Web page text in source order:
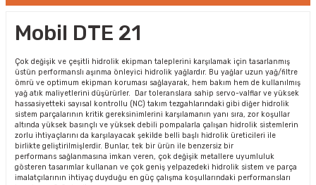
Mobil DTE 21
Çok değişik ve çeşitli hidrolik ekipman taleplerini karşılamak için tasarlanmış
üstün performanslı aşınma önleyici hidrolik yağlardır. Bu yağlar uzun yağ/filtre
ömrü ve optimum ekipman koruması sağlayarak, hem bakım hem de kullanılmış
yağ atık maliyetlerini düşürürler. Dar toleranslara sahip servo-valflar ve yüksek
hassasiyetteki sayısal kontrollu (NC) takım tezgahlarındaki gibi diğer hidrolik
sistem parçalarının kritik gereksinimlerini karşılamanın yanı sıra, zor koşullar
altında yüksek basınçlı ve yüksek debili pompalarla çalışan hidrolik sistemlerin
zorlu ihtiyaçlarını da karşılayacak şekilde belli başlı hidrolik üreticileri ile
birlikte geliştirilmişlerdir. Bunlar, tek bir ürün ile benzersiz bir
performans sağlanmasına imkan veren, çok değişik metallere uyumluluk
gösteren tasarımlar kullanan ve çok geniş yelpazedeki hidrolik sistem ve parça
imalatçılarının ihtiyaç duyduğu en güç çalışma koşullarındaki performansları